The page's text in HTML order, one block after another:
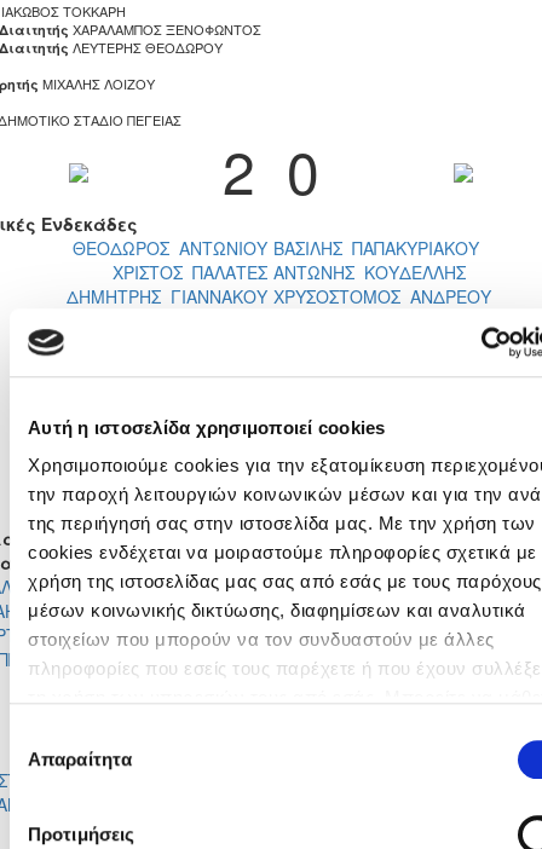
Αυτή η ιστοσελίδα χρησιμοποιεί cookies
Χρησιμοποιούμε cookies για την εξατομίκευση
την παροχή λειτουργιών κοινωνικών μέσων και για την
της περιήγησή σας στην ιστοσελίδα μας. Με την χρήση των
cookies ενδέχεται να μοιραστούμε πληροφορίες σχετικά με
χρήση της ιστοσελίδας μας σας από εσάς με τους παρόχους
μέσων κοινωνικής δικτύωσης, διαφημίσεων και αναλυτικά
στοιχείων που μπορούν να τον συνδυαστούν με άλλες
πληροφορίες που εσείς τους παρέχετε ή που έχουν
Πολιτική Cookies κάνοντας κλικ
συγκατάθεσης
Απαραίτητα
Προτιμήσεις
ΤΟΚΚΑΡΗ
ΧΑΡΑΛΑΜΠΟΣ ΞΕΝΟΦΩΝΤΟΣ
ΛΕΥΤΕΡΗΣ ΘΕΟΔΩΡΟΥ
ΜΙΧΑΛΗΣ ΛΟΙΖΟΥ
ΣΤΑΔΙΟ ΠΕΓΕΙΑΣ
2 0
Ενδεκάδες
ΘΕΟΔΩΡΟΣ ΑΝΤΩΝΙΟΥ
ΧΡΙΣΤΟΣ ΠΑΛΑΤΕΣ
ΔΗΜΗΤΡΗΣ ΓΙΑΝΝΑΚΟΥ
ΓΙΑΝΝΗΣ ΚΩΣΤΑΣ ΓΕΩΡΓΙΟΥ
ΧΑΡΑΛΑΜΠΟΣ ΜΙΧΑΗΛ
ΝΙΚΟΛΑΣ ΧΡΙΣΤΟΦΙΔΗΣ
ΜΙΧΑΛΗΣ ΑΡΙΣΤΟΤΕΛΟΥΣ
ΒΑΣΙΛΗΣ ΠΑΠΑΚΥΡΙΑΚΟΥ
ΑΝΤΩΝΗΣ ΚΟΥΔΕΛΛΗΣ
ΧΡΥΣΟΣΤΟΜΟΣ ΑΝΔΡΕΟΥ
DE CEITA PINTO JALO OSVALDO
ΣΤΑΥΡΟΣ ΕΡΩΤΟΚΡΙΤΟΥ
ΑΝΔΡΕΑΣ ΒΑΣΙΛΕΙΟΥ
DAOUD BOKONGE
JEROME AGBO
Έξω Λεπτό Μέσα
Έξω
ΕΥΣΤΑΘΙΟΣ
ΕΥΣΤΑΘΙΟΥ
55'
ΧΑΡΑΛΑΜΠΟΣ
ΜΙΧΑΗΛ
62'
ΚΩΝΣΤΑΝΤΙΝΟΣ
ΚΟΥΔΕΛΛΗΣ